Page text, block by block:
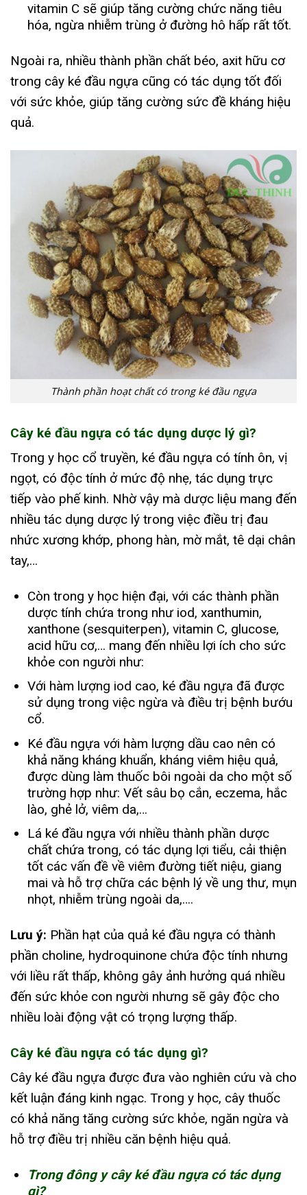
vitamin C sẽ giúp tăng cường chức năng tiêu
hóa, ngừa nhiễm trùng ở đường hô hấp rất tốt.
Ngoài ra, nhiều thành phần chất béo, axit hữu cơ
trong cây ké đầu ngựa cũng có tác dụng tốt đối
với sức khỏe, giúp tăng cường sức đề kháng hiệu
quả.
Thành phần hoạt chất có trong ké đầu ngựa
Cây ké đầu ngựa có tác dụng dược lý gì?
Trong y học cổ truyền, ké đầu ngựa có tính ôn, vị
ngọt, có độc tính ở mức độ nhẹ, tác dụng trực
tiếp vào phế kinh. Nhờ vậy mà dược liệu mang đến
nhiều tác dụng dược lý trong việc điều trị đau
nhức xương khớp, phong hàn, mờ mắt, tê dại chân
tay,…
Còn trong y học hiện đại, với các thành phần
dược tính chứa trong như iod, xanthumin,
xanthone (sesquiterpen), vitamin C, glucose,
acid hữu cơ,… mang đến nhiều lợi ích cho sức
khỏe con người như:
Với hàm lượng iod cao, ké đầu ngựa đã được
sử dụng trong việc ngừa và điều trị bệnh bướu
cổ.
Ké đầu ngựa với hàm lượng dầu cao nên có
khả năng kháng khuẩn, kháng viêm hiệu quả,
được dùng làm thuốc bôi ngoài da cho một số
trường hợp như: Vết sâu bọ cắn, eczema, hắc
lào, ghẻ lở, viêm da,…
Lá ké đầu ngựa với nhiều thành phần dược
chất chứa trong, có tác dụng lợi tiểu, cải thiện
tốt các vấn đề về viêm đường tiết niệu, giang
mai và hỗ trợ chữa các bệnh lý về ung thư, mụn
nhọt, nhiễm trùng ngoài da,….
Lưu ý: Phần hạt của quả ké đầu ngựa có thành
phần choline, hydroquinone chứa độc tính nhưng
với liều rất thấp, không gây ảnh hưởng quá nhiều
đến sức khỏe con người nhưng sẽ gây độc cho
nhiều loài động vật có trọng lượng thấp.
Cây ké đầu ngựa có tác dụng gì?
Cây ké đầu ngựa được đưa vào nghiên cứu và cho
kết luận đáng kinh ngạc. Trong y học, cây thuốc
có khả năng tăng cường sức khỏe, ngăn ngừa và
hỗ trợ điều trị nhiều căn bệnh hiệu quả.
Trong đông y cây ké đầu ngựa có tác dụng
gì?